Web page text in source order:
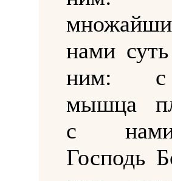
нами
ним:
мышца
с
Господь